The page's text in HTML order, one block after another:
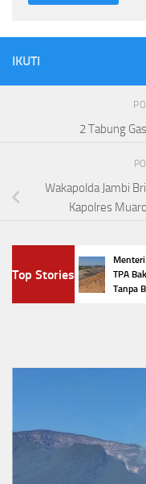
IKUTI
2 Tabung
Wakapolda Jambi
Kapolres
Top Stories
Menteri LH
TPA Bakal
Tanpa Bau